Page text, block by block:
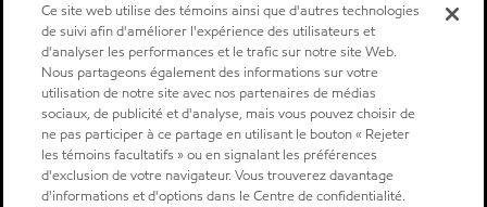
Ce site web utilise des témoins ainsi que d'autres technologies
de suivi afin d'améliorer l'expérience des utilisateurs et
d'analyser les performances et le trafic sur notre site Web.
Nous partageons également des informations sur votre
utilisation de notre site avec nos partenaires de médias
sociaux, de publicité et d'analyse, mais vous pouvez choisir de
ne pas participer à ce partage en utilisant le bouton « Rejeter
les témoins facultatifs » ou en signalant les préférences
d'exclusion de votre navigateur. Vous trouverez davantage
d'informations et d'options dans le Centre de confidentialité.